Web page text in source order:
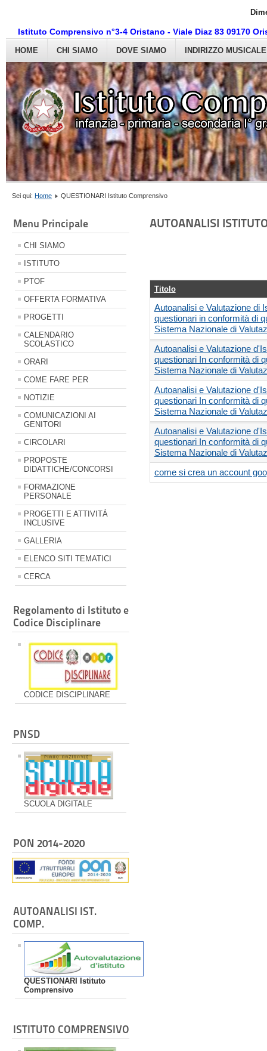
HOME CHI SIAMO DOVE SIAMO INDIRIZZO MUSICALE
Istituto Comprensivo n°3-4 Oristano - Viale Diaz 83 09170
Sei qui: Home QUESTIONARI Istituto Comprensivo
Menu Principale
CHI SIAMO
ISTITUTO
PTOF
OFFERTA FORMATIVA
PROGETTI
CALENDARIO
SCOLASTICO
ORARI
COME FARE PER
NOTIZIE
COMUNICAZIONI AI
GENITORI
CIRCOLARI
PROPOSTE
DIDATTICHE/CONCORSI
FORMAZIONE
PERSONALE
PROGETTI E ATTIVITÁ
INCLUSIVE
GALLERIA
ELENCO SITI TEMATICI
CERCA
Regolamento di Istituto e
Codice Disciplinare
CODICE DISCIPLINARE
PNSD
SCUOLA DIGITALE
PON 2014-2020
AUTOANALISI IST.
COMP.
QUESTIONARI Istituto
Comprensivo
ISTITUTO COMPRENSIVO
AUTOANALISI
Titolo
Autoanalisi e Valutazione di
questionari in conformità di
Sistema Nazionale di
Autoanalisi e Valutazione
questionari In conformità di
Sistema Nazionale di
Autoanalisi e Valutazione
questionari In conformità di
Sistema Nazionale di
Autoanalisi e Valutazione
questionari In conformità di
Sistema Nazionale di
come si crea un account